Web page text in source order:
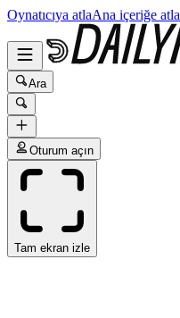
Oynatıcıya atlaAna içeriğe atla
Ara
Oturum açın
Tam ekran izle